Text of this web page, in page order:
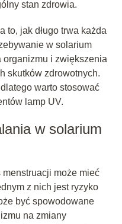
stan zdrowia.
to, jak długo trwa każda
w solarium
organizmu i zwiększenia
skutków zdrowotnych.
warto stosować
lamp UV.
w solarium
może mieć
z nich jest ryzyko
być spowodowane
na zmiany